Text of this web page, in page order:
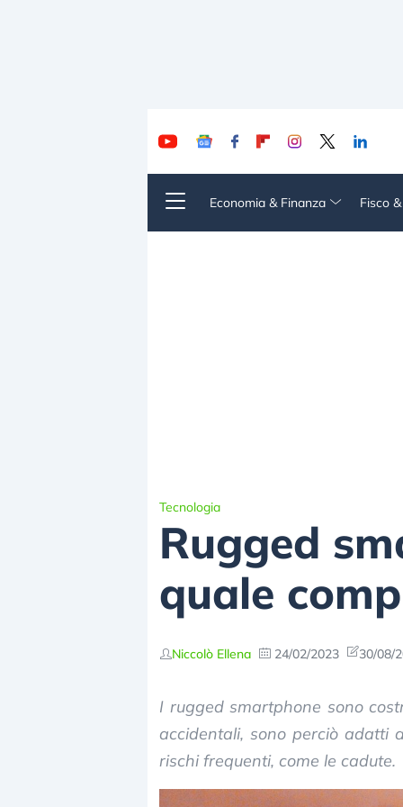
Economia & Finanza Fisco
Tecnologia
Rugged
quale
Niccolò Ellena 24/02/2023 30/08/
I rugged smartphone sono
accidentali, sono perciò adatti
rischi frequenti, come le cadute.